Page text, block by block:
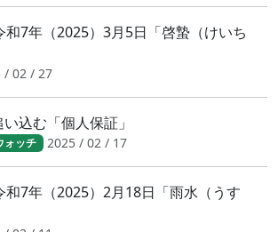
7年（2025）3月5日「啓蟄（けいち
/ 02 / 27
込む「個人保証」
ォッチ 2025 / 02 / 17
7年（2025）2月18日「雨水（うす